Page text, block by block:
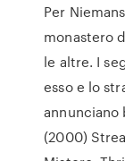
Per
monastero
le altre. I
esso e lo
(2000)